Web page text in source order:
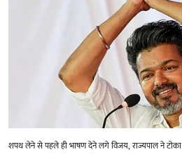
शपथ लेने से पहले ही भाषण देने लगे विजय, राज्यपाल ने टोका